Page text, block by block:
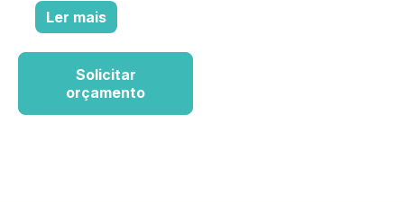
Ler mais
Solicitar
orçamento